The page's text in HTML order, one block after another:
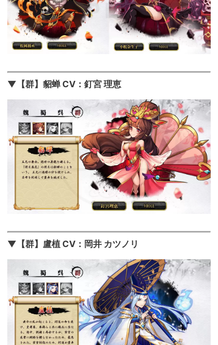
▼【群】貂蝉 CV：釘宮 理恵
▼【群】盧植 CV：岡井 カツノリ